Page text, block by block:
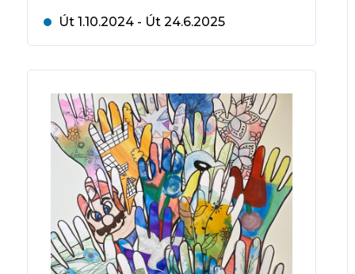
Út 1.10.2024 - Út 24.6.2025